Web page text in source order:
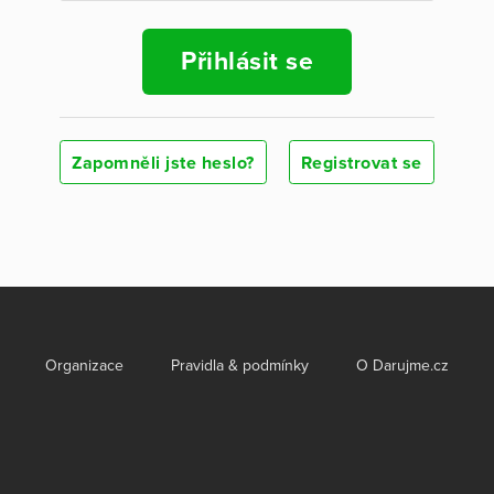
Přihlásit se
Zapomněli jste heslo? Registrovat se
Organizace Pravidla & podmínky O Darujme.cz